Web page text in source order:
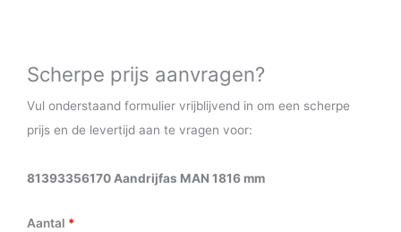
Scherpe prijs aanvragen?
Vul onderstaand formulier vrijblijvend in om een scherpe
prijs en de levertijd aan te vragen voor:
81393356170 Aandrijfas MAN 1816 mm
Aantal